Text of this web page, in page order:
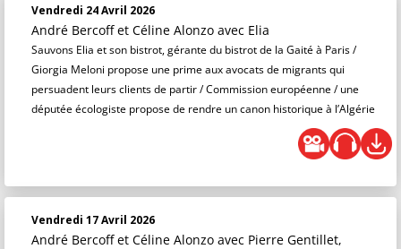
Vendredi 24 Avril 2026
André Bercoff et Céline Alonzo avec Elia
Sauvons Elia et son bistrot, gérante du bistrot de la Gaité à Paris /
Giorgia Meloni propose une prime aux avocats de migrants qui
persuadent leurs clients de partir / Commission européenne / une
députée écologiste propose de rendre un canon historique à l’Algérie
Vendredi 17 Avril 2026
André Bercoff et Céline Alonzo avec Pierre Gentillet,